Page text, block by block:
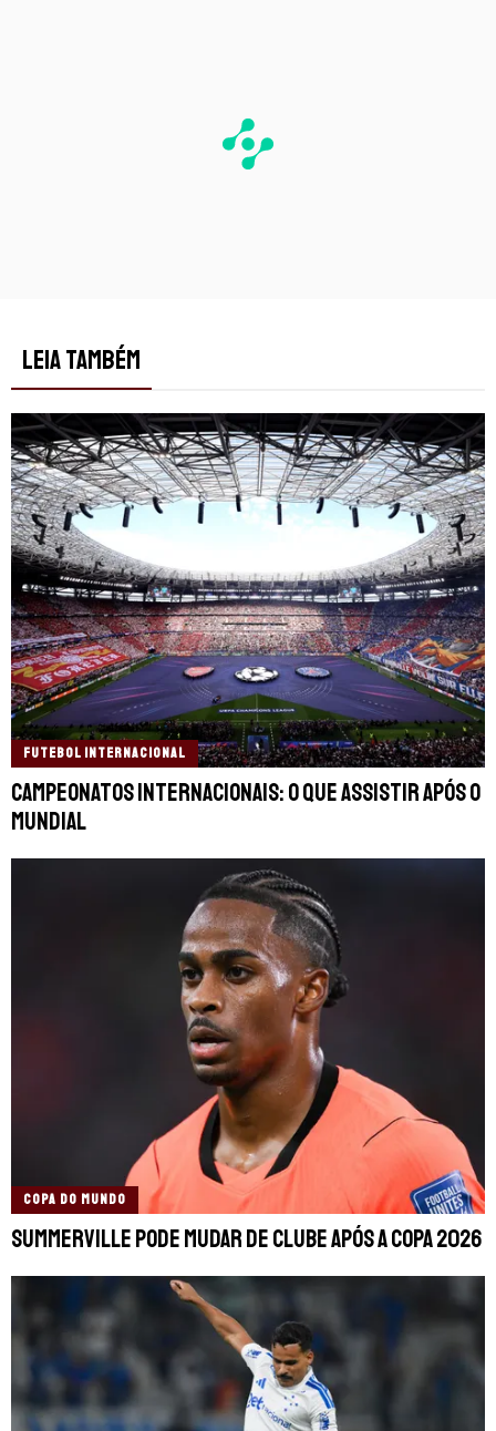
LEIA TAMBÉM
FUTEBOL INTERNACIONAL
Campeonatos internacionais: o que assistir após o
Mundial
COPA DO MUNDO
Summerville pode mudar de clube após a Copa 2026